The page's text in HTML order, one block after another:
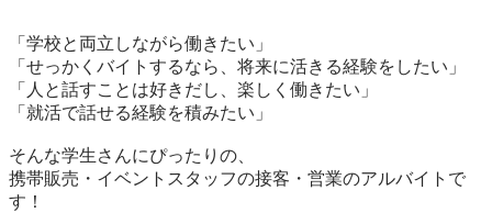
「学校と両立しながら働きたい」
「せっかくバイトするなら、将来に活きる経験をしたい」
「人と話すことは好きだし、楽しく働きたい」
「就活で話せる経験を積みたい」
そんな学生さんにぴったりの、
携帯販売・イベントスタッフの接客・営業のアルバイトで
す！